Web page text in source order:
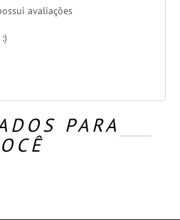
avaliações
PARA